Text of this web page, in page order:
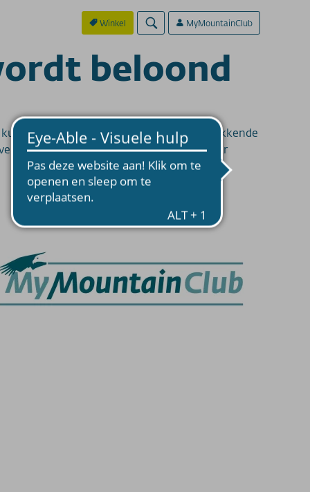
Winkel MyMountainClub
beloond
niet alleen genieten van indrukwekkende
Dus, ga actief aan de slag, spaar